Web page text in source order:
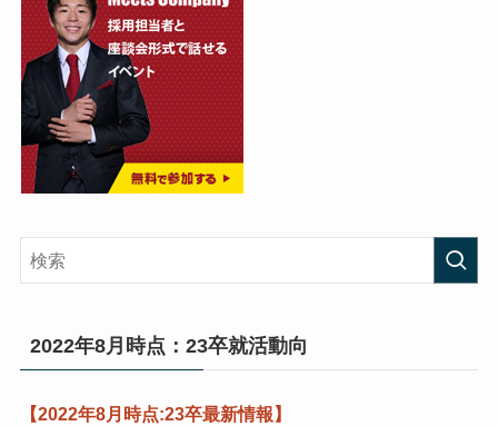
2022年8月時点：23卒就活動向
【2022年8月時点:23卒最新情報】